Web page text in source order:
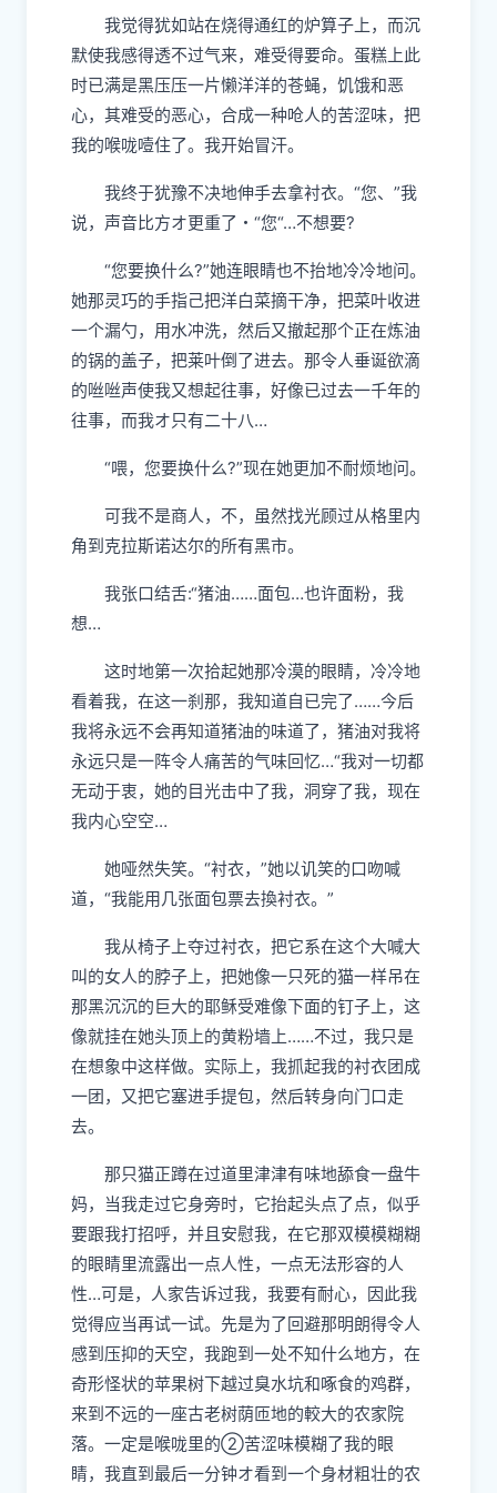
我觉得犹如站在烧得通红的炉算子上，而沉
默使我感得透不过气来，难受得要命。蛋糕上此
时已满是黑压压一片懒洋洋的苍蝇，饥饿和恶
心，其难受的恶心，合成一种呛人的苦涩味，把
我的喉咙噎住了。我开始冒汗。
我终于犹豫不决地伸手去拿衬衣。“您、”我
说，声音比方オ更重了 ・ “您“…不想要?
“您要换什么?”她连眼睛也不抬地冷冷地问。
她那灵巧的手指己把洋白菜摘干净，把菜叶收进
一个漏勺，用水冲洗，然后又撤起那个正在炼油
的锅的盖子，把莱叶倒了进去。那令人垂诞欲滴
的咝咝声使我又想起往事，好像已过去一千年的
往事，而我オ只有二十八…
“喂，您要换什么?”现在她更加不耐烦地问。
可我不是商人，不，虽然找光顾过从格里内
角到克拉斯诺达尔的所有黑市。
我张口结舌:“猪油……面包…也许面粉，我
想…
这时地第一次拾起她那冷漠的眼睛，冷冷地
看着我，在这一刹那，我知道自已完了……今后
我将永远不会再知道猪油的味道了，猪油对我将
永远只是一阵令人痛苦的气味回忆…“我对一切都
无动于衷， 她的目光击中了我，洞穿了我，现在
我内心空空…
她哑然失笑。“衬衣，”她以讥笑的口吻喊
道，“我能用几张面包票去換衬衣。”
我从椅子上夺过衬衣，把它系在这个大喊大
叫的女人的脖子上，把她像一只死的猫一样吊在
那黑沉沉的巨大的耶稣受难像下面的钉子上，这
像就挂在她头顶上的黄粉墙上……不过，我只是
在想象中这样做。实际上，我抓起我的衬衣团成
一团，又把它塞进手提包，然后转身向门口走
去。
那只猫正蹲在过道里津津有味地舔食一盘牛
妈，当我走过它身旁时，它抬起头点了点，似乎
要跟我打招呼，并且 安慰我，在它那双模模糊糊
的眼睛里流露出一点人性，一点无法形容的人
性…可是，人家告诉过我，我要有耐心，因此我
觉得应当再试一试。先是为了回避那明朗得令人
感到压抑的天空，我跑到一处不知什么地方，在
奇形怪状的苹果树下越过臭水坑和啄食的鸡群，
来到不远的一座古老树荫匝地的較大的农家院
落。一定是喉咙里的②苦涩味模糊了我的眼
睛，我直到最后一分钟オ看到一个身材粗壮的农